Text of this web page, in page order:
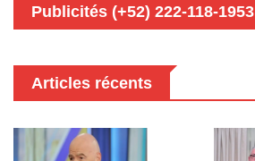
Publicités (+52) 222-118-1953
Articles récents